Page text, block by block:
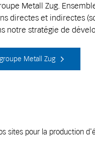
Metall Zug.
directes et indirectes
notre stratégie de
Metall Zug
sites pour la production